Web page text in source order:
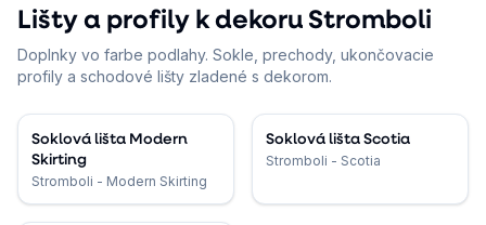
Lišty a profily k dekoru Stromboli
Doplnky vo farbe podlahy. Sokle, prechody, ukončovacie
profily a schodové lišty zladené s dekorom.
Soklová lišta Modern
Skirting
Stromboli - Modern Skirting
Soklová lišta Scotia
Stromboli - Scotia